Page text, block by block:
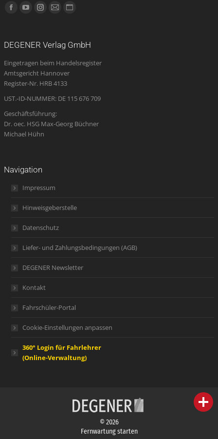
Finden Sie uns auf:
Facebook
new
window
YouTube
new
window
Instagram
new
window
E-
opens
in
new
Website
new
DEGENER Verlag GmbH
Eingetragen beim Handelsregister
Amtsgericht Hannover
Register-Nr. HRB 4133
UST.-ID-NUMMER: DE 115 676 709
Geschäftsführung:
Dr. oec. HSG Max-Georg Büchner
Michael Hühn
Navigation
Impressum
Hinweisgeberstelle
Datenschutz
Liefer- und Zahlungsbedingungen (AGB)
DEGENER Newsletter
Kontakt
Fahrschüler-Portal
Cookie-Einstellungen anpassen
360° Login für Fahrlehrer
(Online-Verwaltung)
© 2026
Fernwartung starten
person IHR FACHBERATER
campaign